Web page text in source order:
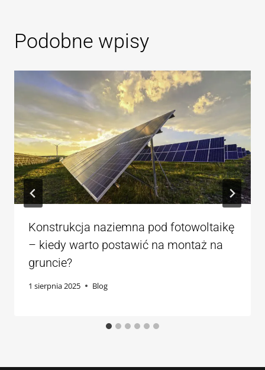
Podobne wpisy
Konstrukcja naziemna pod fotowoltaikę
– kiedy warto postawić na montaż na
gruncie?
1 sierpnia 2025 Blog